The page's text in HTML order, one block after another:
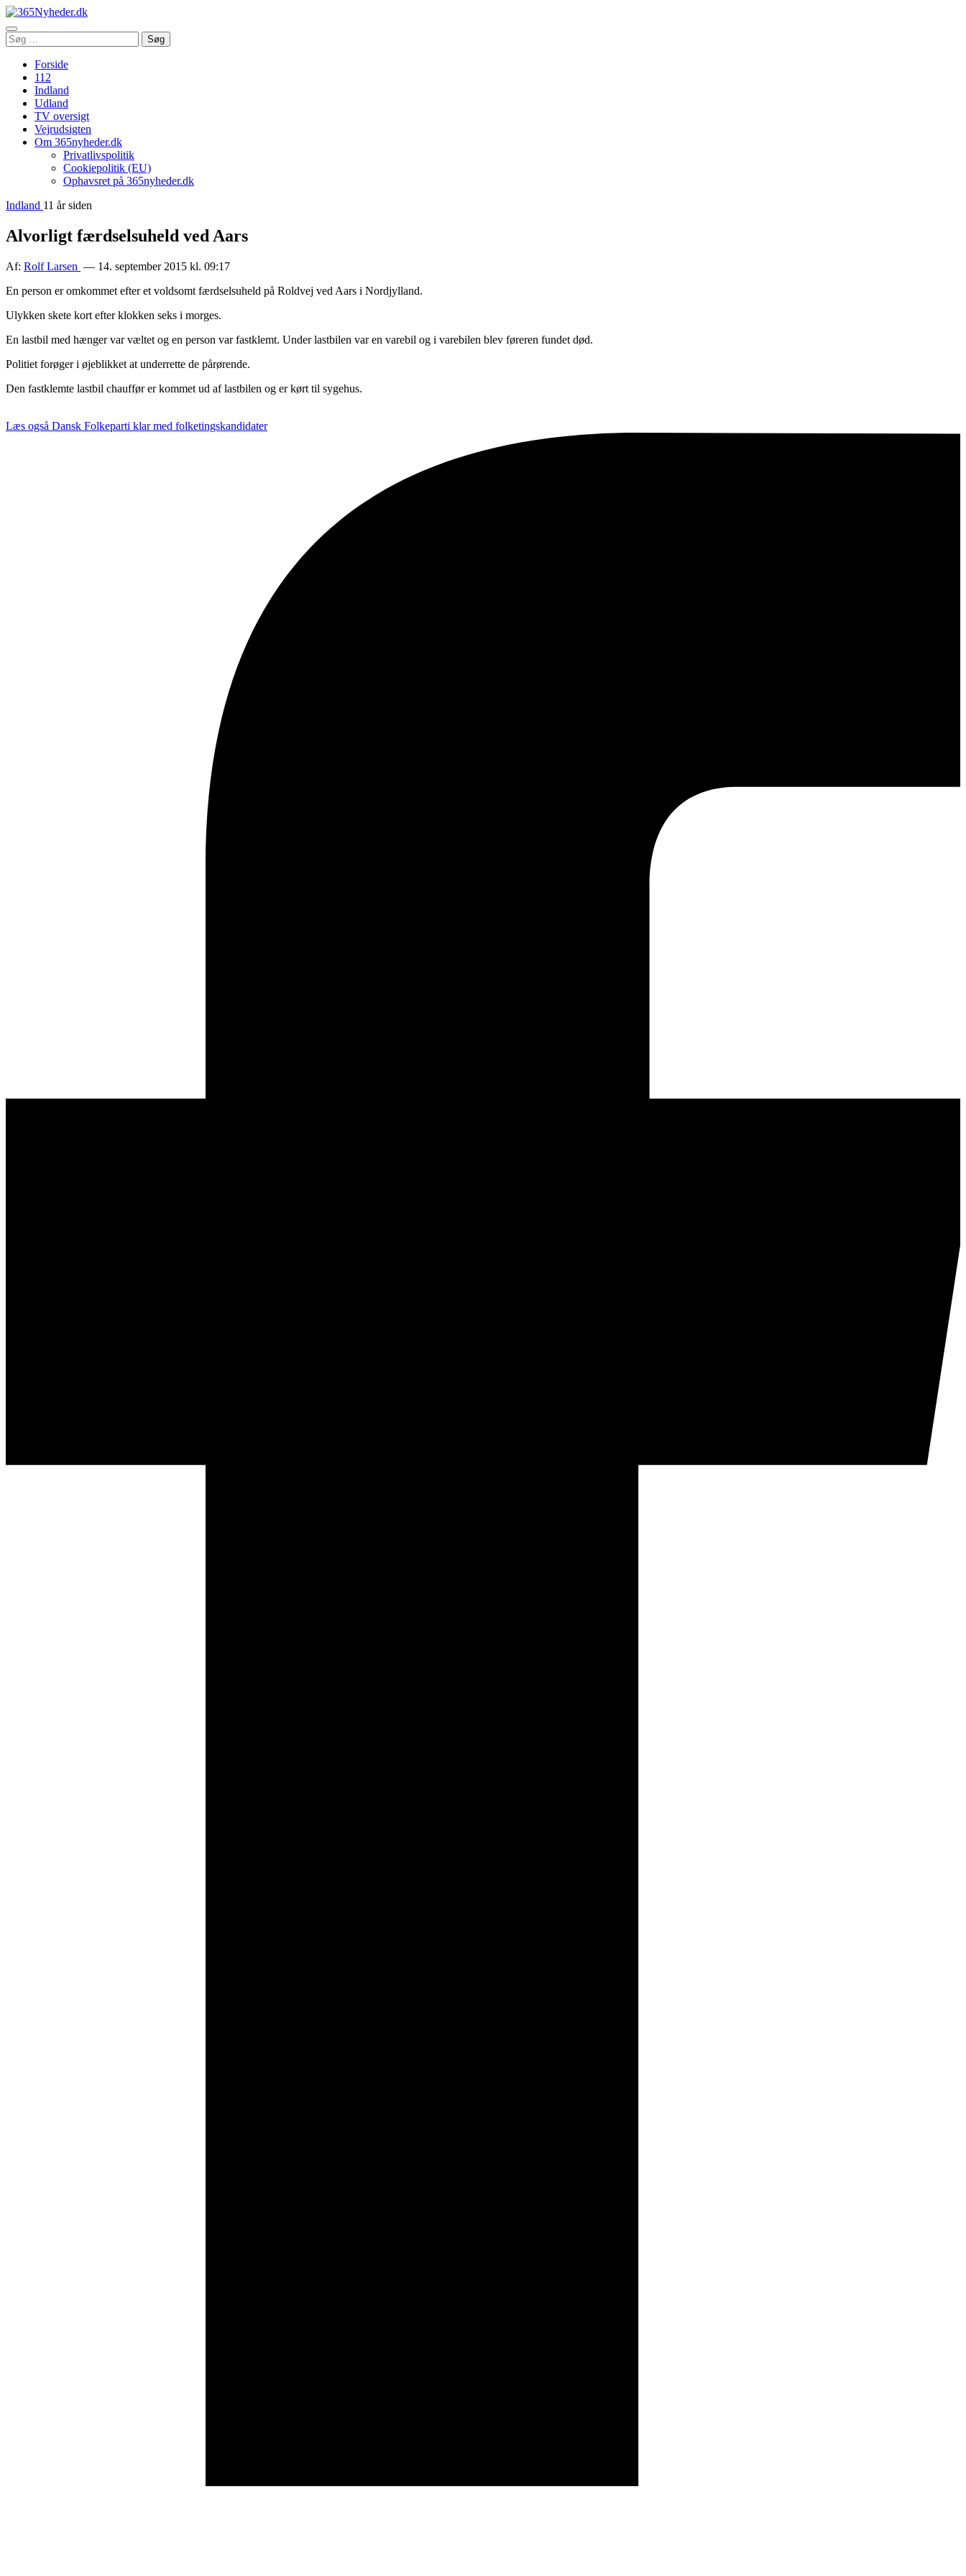
Åbn
menu
Søg
efter:
Søg
Forside
112
Indland
Udland
TV oversigt
Vejrudsigten
Om 365nyheder.dk
Privatlivspolitik
Cookiepolitik (EU)
Ophavsret på 365nyheder.dk
Indland 11 år siden
Alvorligt færdselsuheld ved Aars
Af: Rolf Larsen — 14. september 2015 kl. 09:17
En person er omkommet efter et voldsomt færdselsuheld på Roldvej ved Aars i Nordjylland.
Ulykken skete kort efter klokken seks i morges.
En lastbil med hænger var væltet og en person var fastklemt. Under lastbilen var en varebil og i varebilen blev føreren fundet død.
Politiet forøger i øjeblikket at underrette de pårørende.
Den fastklemte lastbil chauffør er kommet ud af lastbilen og er kørt til sygehus.
Læs også Dansk Folkeparti klar med folketingskandidater